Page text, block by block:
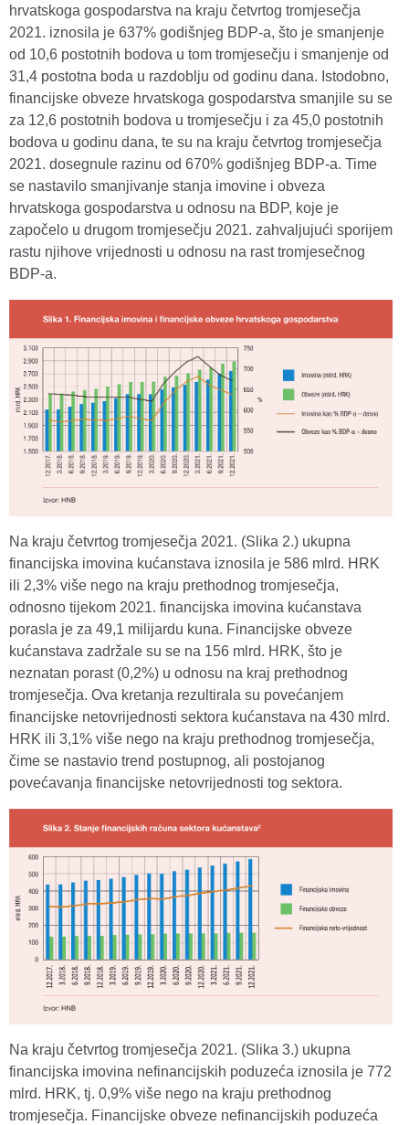
hrvatskoga gospodarstva na kraju četvrtog tromjesečja
2021. iznosila je 637% godišnjeg BDP-a, što je smanjenje
od 10,6 postotnih bodova u tom tromjesečju i smanjenje od
31,4 postotna boda u razdoblju od godinu dana. Istodobno,
financijske obveze hrvatskoga gospodarstva smanjile su se
za 12,6 postotnih bodova u tromjesečju i za 45,0 postotnih
bodova u godinu dana, te su na kraju četvrtog tromjesečja
2021. dosegnule razinu od 670% godišnjeg BDP-a. Time
se nastavilo smanjivanje stanja imovine i obveza
hrvatskoga gospodarstva u odnosu na BDP, koje je
započelo u drugom tromjesečju 2021. zahvaljujući sporijem
rastu njihove vrijednosti u odnosu na rast tromjesečnog
BDP-a.
Na kraju četvrtog tromjesečja 2021. (Slika 2.) ukupna
financijska imovina kućanstava iznosila je 586 mlrd. HRK
ili 2,3% više nego na kraju prethodnog tromjesečja,
odnosno tijekom 2021. financijska imovina kućanstava
porasla je za 49,1 milijardu kuna. Financijske obveze
kućanstava zadržale su se na 156 mlrd. HRK, što je
neznatan porast (0,2%) u odnosu na kraj prethodnog
tromjesečja. Ova kretanja rezultirala su povećanjem
financijske netovrijednosti sektora kućanstava na 430 mlrd.
HRK ili 3,1% više nego na kraju prethodnog tromjesečja,
čime se nastavio trend postupnog, ali postojanog
povećavanja financijske netovrijednosti tog sektora.
Na kraju četvrtog tromjesečja 2021. (Slika 3.) ukupna
financijska imovina nefinancijskih poduzeća iznosila je 772
mlrd. HRK, tj. 0,9% više nego na kraju prethodnog
tromjesečja. Financijske obveze nefinancijskih poduzeća